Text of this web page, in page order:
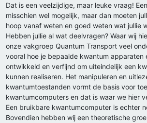
Dat is een veelzijdige, maar leuke vraag!
misschien wel mogelijk, maar dan moeten
hoop vanaf weten en goed weten wat jullie
Hebben jullie al wat deelvragen? Waar wij
onze vakgroep Quantum Transport veel
vooral hoe je bepaalde kwantum apparaten
ontwikkeld en verfijnd om uiteindelijk een
kunnen realiseren. Het manipuleren en
kwantumtoestanden vormt de basis voor
kwantumcomputers en dat is waar we hier
Een bruikbare kwantumcomputer is echter
Bovendien hebben wij een theoretische